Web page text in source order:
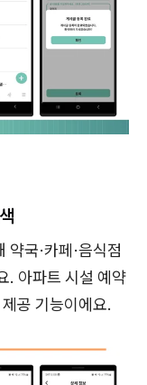
국·카페·음식점
. 아파트 시설 예약
공 기능이에요.